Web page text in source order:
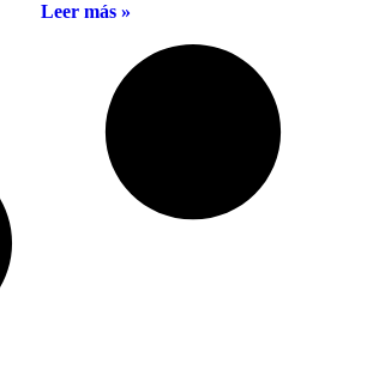
Leer más »